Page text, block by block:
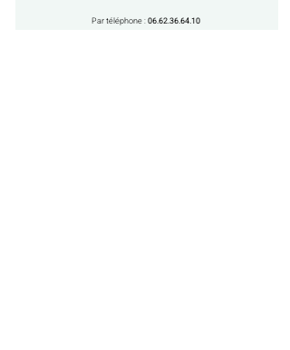
Par téléphone :06.62.36.64.10